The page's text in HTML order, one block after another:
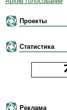
Проекты
Статистика
Реклама